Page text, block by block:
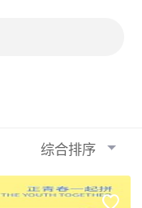
综合排序